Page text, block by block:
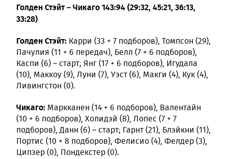
Голден Стэйт – Чикаго 143:94 (29:32, 45:21, 36:13,
33:28)
Голден Стэйт: Карри (33 + 7 подборов), Томпсон (29),
Пачулия (11 + 6 передач), Белл (7 + 6 подборов),
Каспи (6) – старт; Янг (17 + 6 подборов), Игудала
(10), Маккоу (9), Луни (7), Уэст (6), Макги (4), Кук (4),
Ливингстон (0).
Чикаго: Маркканен (14 + 6 подборов), Валентайн
(10 + 6 подборов), Холидэй (8), Лопес (7 + 7
подборов), Данн (6) – старт; Гарнт (21), Блэйкни (11),
Портис (10 + 8 подборов), Фелисио (4), Фелдер (3),
Ципзер (0), Пондекстер (0).